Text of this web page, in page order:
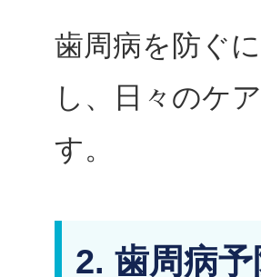
歯周病を防ぐ
し、日々のケ
す。
2. 歯周病